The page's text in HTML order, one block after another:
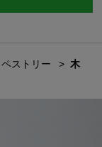
ストリー
木